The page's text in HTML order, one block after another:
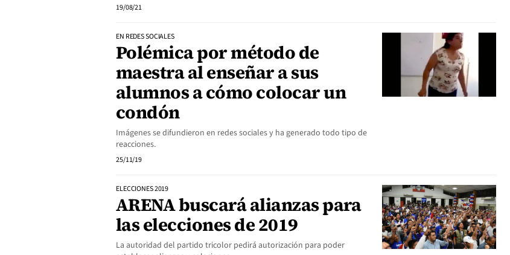
19/08/21
EN REDES SOCIALES
Polémica por método de
maestra al enseñar a sus
alumnos a cómo colocar un
condón
Imágenes se difundieron en redes sociales y ha generado todo tipo de
reacciones.
25/11/19
ELECCIONES 2019
ARENA buscará alianzas para
las elecciones de 2019
La autoridad del partido tricolor pedirá autorización para poder